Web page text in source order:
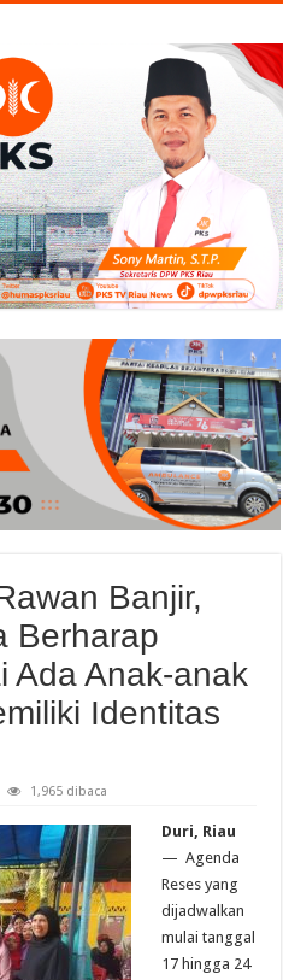
Banjir,
Berharap
Ada Anak-anak
Identitas
1,965 dibaca
Duri, Riau
— Agenda
Reses yang
dijadwalkan
mulai tanggal
17 hingga 24